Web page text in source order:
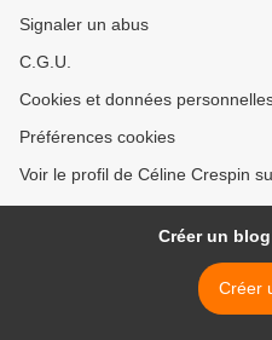
Signaler un abus
C.G.U.
Cookies et données
Préférences cookies
Voir le profil de Céline Crespin
Créer un
Créer